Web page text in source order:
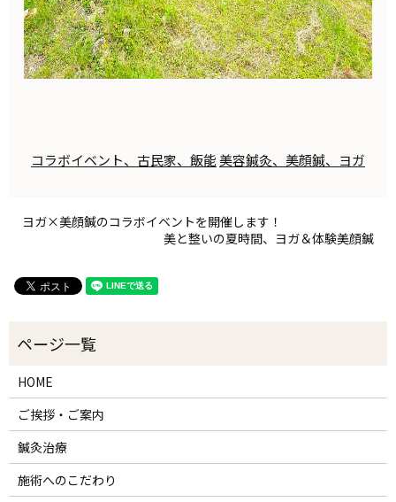
コラボイベント、古民家、飯能美容鍼灸、美顔鍼、ヨガ
ヨガ×美顔鍼のコラボイベントを開催します！
美と整いの夏時間、ヨガ＆体験美顔鍼
HOME
ご挨拶・ご案内
鍼灸治療
施術へのこだわり